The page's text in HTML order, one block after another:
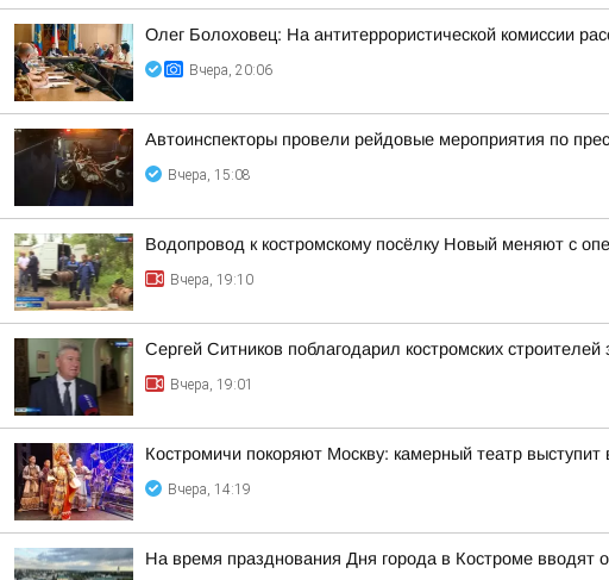
Олег Болоховец: На антитеррористической комиссии
Вчера, 20:06
Автоинспекторы провели рейдовые мероприятия по
Вчера, 15:08
Водопровод к костромскому посёлку Новый меняют с
Вчера, 19:10
Сергей Ситников поблагодарил костромских
Вчера, 19:01
Костромичи покоряют Москву: камерный театр выступит
Вчера, 14:19
На время празднования Дня города в Костроме вводят